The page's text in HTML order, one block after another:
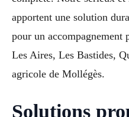
apportent une solution
pour un accompagnement
Les Aires, Les Bastides,
agricole de Mollégès.
Solutions